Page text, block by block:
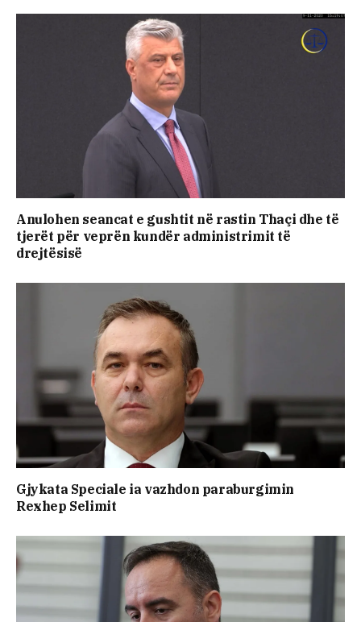
Anulohen seancat e gushtit në rastin Thaçi dhe të
tjerët për veprën kundër administrimit të
drejtësisë
Gjykata Speciale ia vazhdon paraburgimin
Rexhep Selimit